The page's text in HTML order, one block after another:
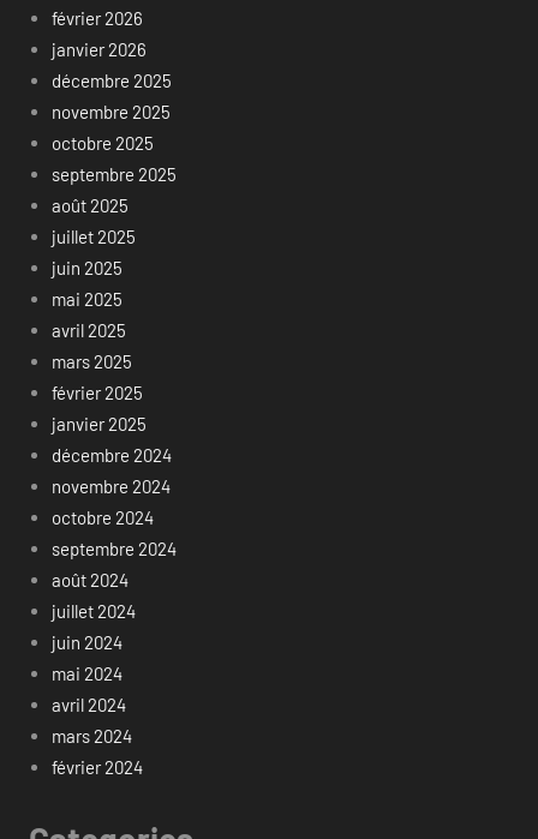
février 2026
janvier 2026
décembre 2025
novembre 2025
octobre 2025
septembre 2025
août 2025
juillet 2025
juin 2025
mai 2025
avril 2025
mars 2025
février 2025
janvier 2025
décembre 2024
novembre 2024
octobre 2024
septembre 2024
août 2024
juillet 2024
juin 2024
mai 2024
avril 2024
mars 2024
février 2024